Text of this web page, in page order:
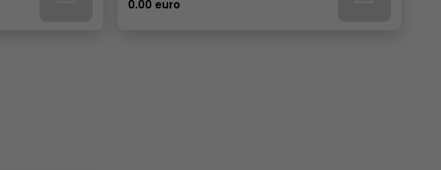
0.00 euro